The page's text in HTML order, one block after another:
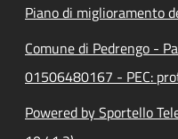
Piano di miglioramento
Comune di Pedrengo -
01506480167 - PEC:
Powered by Sportello